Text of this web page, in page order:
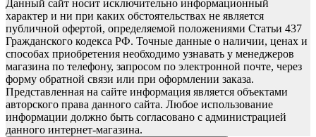
Данный сайт носит исключительно информационный
характер и ни при каких обстоятельствах не является
публичной офертой, определяемой положениями Статьи 437
Гражданского кодекса РФ. Точные данные о наличии, ценах и
способах приобретения необходимо узнавать у менеджеров
магазина по телефону, запросом по электронной почте, через
форму обратной связи или при оформлении заказа.
Представленная на сайте информация является объектами
авторского права данного сайта. Любое использование
информации должно быть согласовано с администрацией
данного интернет-магазина.